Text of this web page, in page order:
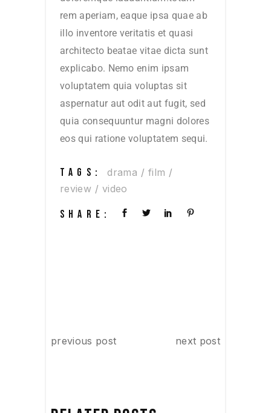
rem aperiam, eaque ipsa quae ab
illo inventore veritatis et quasi
architecto beatae vitae dicta sunt
explicabo. Nemo enim ipsam
voluptatem quia voluptas sit
aspernatur aut odit aut fugit, sed
quia consequuntur magni dolores
eos qui ratione voluptatem sequi.
TAGS: drama
film
review
video
SHARE:
previous post next post